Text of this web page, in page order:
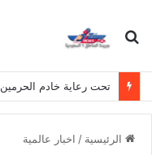
بحث
الرئيسية / اخبار عالمية